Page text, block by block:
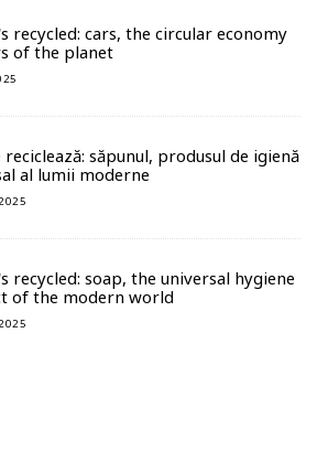
recycled: cars, the circular economy
of the planet
reciclează: săpunul, produsul de igienă
al lumii moderne
recycled: soap, the universal hygiene
of the modern world